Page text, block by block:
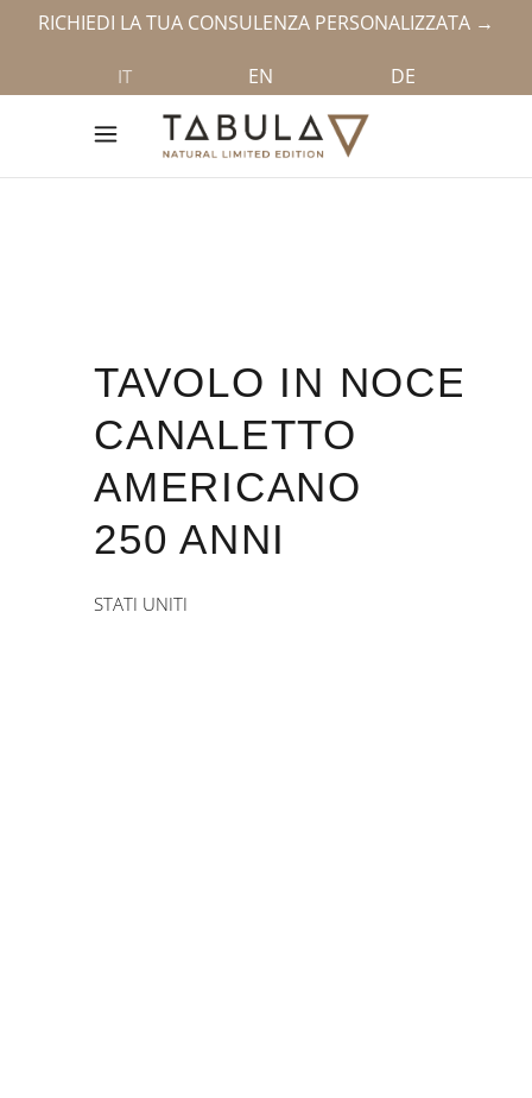
RICHIEDI LA TUA CONSULENZA PERSONALIZZATA →
IT EN DE
TAVOLO IN NOCE
CANALETTO
AMERICANO
250 ANNI
STATI UNITI